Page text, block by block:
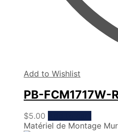
Add to Wishlist
PB-FCM1717W-
$5.00
Matériel de Montage